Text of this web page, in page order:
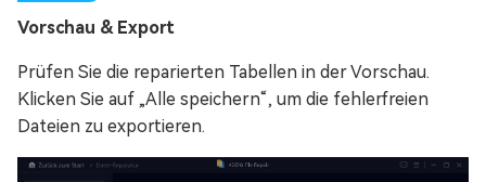
Vorschau & Export
Prüfen Sie die reparierten Tabellen in der Vorschau.
Klicken Sie auf „Alle speichern“, um die fehlerfreien
Dateien zu exportieren.